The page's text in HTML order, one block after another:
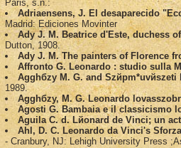
Paris, s.n.:
Adriaensens, J. El desaparecido
Madrid: Ediciones Movinter
Ady J. M. Beatrice d'Este, duchess
Dutton, 1908.
Ady J. M. The painters of Florence
Affronto G. Leonardo : studio sulla
Agghбzy M. G. and
1989.
Agghбzy, M. G. Leonardo
Agosti G. Bambaia e il classicismo
Aguila C. d. Lйonard de Vinci; un
Ahl, D. C. Leonardo da Vinci's
- Cranbury, NJ: Lehigh University Press